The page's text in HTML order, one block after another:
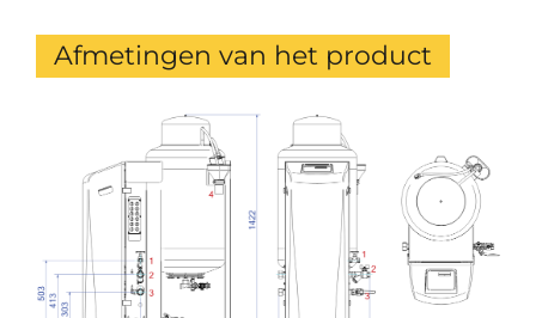
Afmetingen van het product